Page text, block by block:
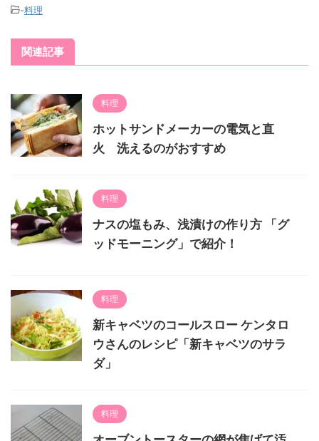
-料理
関連記事
料理
ホットサンドメーカーの電気と直
火 洗えるのがおすすめ
料理
ナスの塩もみ、浅漬けの作り方 「グ
ッドモーニング」で紹介！
料理
新キャベツのコールスロー ケンタロ
ウさんのレシピ「新キャベツのサラ
ダ」
料理